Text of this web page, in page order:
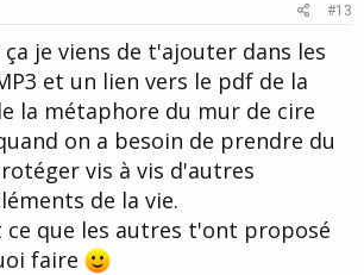
t
e
#13
je viens de t'ajouter dans les
et un lien vers le pdf de la
la métaphore du mur de cire
on a besoin de prendre du
vis à vis d'autres
de la vie.
ce que les autres t'ont proposé
faire